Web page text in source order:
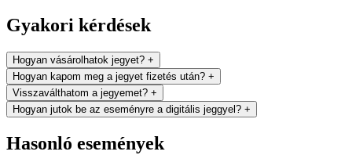
Gyakori kérdések
Hogyan vásárolhatok jegyet? +
Hogyan kapom meg a jegyet fizetés után? +
Visszaválthatom a jegyemet? +
Hogyan jutok be az eseményre a digitális jeggyel? +
Hasonló események